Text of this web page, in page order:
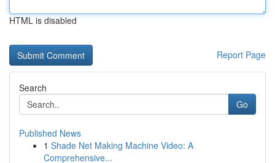
HTML is disabled
Report Page
Search
Go
Published News
1 Shade Net Making Machine Video: A
Comprehensive...